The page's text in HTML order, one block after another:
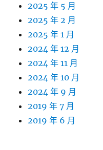
2025 年 5 月
2025 年 2 月
2025 年 1 月
2024 年 12 月
2024 年 11 月
2024 年 10 月
2024 年 9 月
2019 年 7 月
2019 年 6 月